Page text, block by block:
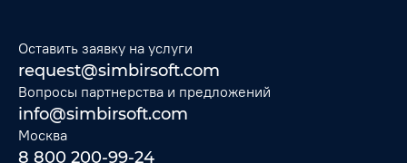
Оставить заявку на услуги
request@simbirsoft.com
Вопросы партнерства и предложений
info@simbirsoft.com
Москва
8 800 200-99-24